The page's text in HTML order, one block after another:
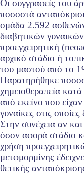
Οι συγγραφείς του
ποσοστά
ομάδα 2.592
διαβητικών
προεγχειρητική
αρχικό στάδιο ή
του μαστού από το
Παρατηρήθηκε
χημειοθεραπεία
από εκείνο που
γυναίκες στις
Στην συνέχεια αν
όσον αφορά στάδιο
χρήση
μετφμορμίνης
θετικής